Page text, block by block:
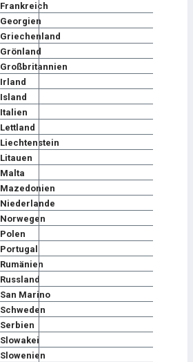
Frankreich
Georgien
Griechenland
Grönland
Großbritannien
Irland
Island
Italien
Lettland
Liechtenstein
Litauen
Malta
Mazedonien
Niederlande
Norwegen
Polen
Portugal
Rumänien
Russland
San Marino
Schweden
Serbien
Slowakei
Slowenien